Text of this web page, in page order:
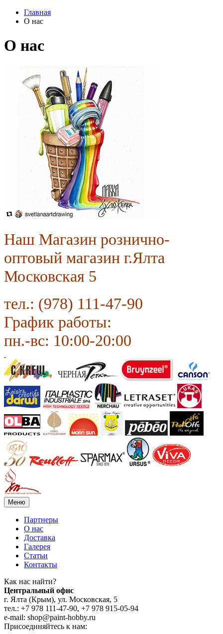
Главная
О нас
О нас
Наш Магазин рознично-
оптовый магазин г.Ялта
Московская 5
тел.: (978) 111-47-90
График работы:
пн.-вс: 10:00-20:00
Меню
Партнеры
О нас
Доставка
Галерея
Статьи
Контакты
Как наc найти?
Центральный офис
г. Ялта (Крым), ул. Московская, 5
тел.: +7 978 111-47-90, +7 978 915-05-94
e-mail: shop@paint-hobby.ru
Присоединяйтесь к нам: